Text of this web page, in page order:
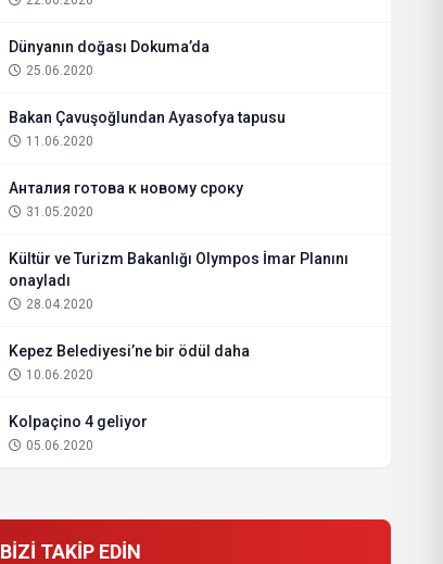
Dünyanın doğası Dokuma’da
25.06.2020
Bakan Çavuşoğlundan Ayasofya tapusu
11.06.2020
Анталия готова к новому сроку
31.05.2020
Kültür ve Turizm Bakanlığı Olympos İmar Planını
onayladı
28.04.2020
Kepez Belediyesi’ne bir ödül daha
10.06.2020
Kolpaçino 4 geliyor
05.06.2020
BİZİ TAKİP EDİN